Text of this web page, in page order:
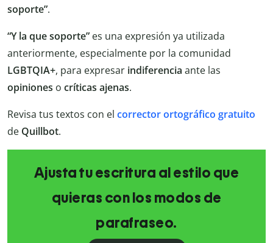
soporte”.
“Y la que soporte” es una expresión ya utilizada
anteriormente, especialmente por la comunidad
LGBTQIA+, para expresar indiferencia ante las
opiniones o críticas ajenas.
Revisa tus textos con el corrector ortográfico gratuito
de Quillbot.
Ajusta tu escritura al estilo que
quieras con los modos de
parafraseo.